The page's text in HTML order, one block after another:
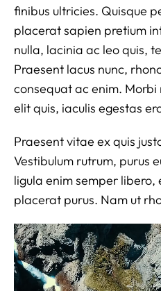
finibus ultricies. Quisque
placerat sapien pretium
nulla, lacinia ac leo quis,
Praesent lacus nunc,
consequat ac enim.
elit quis, iaculis egestas
Praesent vitae ex quis
Vestibulum rutrum, purus
ligula enim semper
placerat purus. Nam ut